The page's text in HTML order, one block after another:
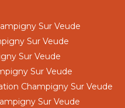
Sur Veude
Sur Veude
Sur Veude
Sur Veude
Champigny Sur Veude
Sur Veude